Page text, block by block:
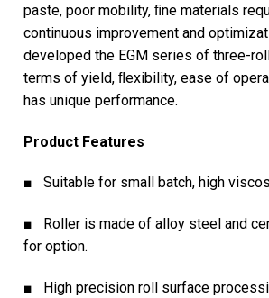
paste, poor mobility, ﬁne materials
continuous improvement and
developed the EGM series of three-
terms of yield, ﬂexibility, ease of
has unique performance.
Product Features
■ Suitable for small batch, high
■ Roller is made of alloy steel and
for option.
■ High precision roll surface